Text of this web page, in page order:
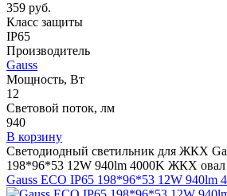
359 руб.
Класс защиты
IP65
Производитель
Gauss
Мощность, Вт
12
Световой поток, лм
940
В корзину
Светодиодный светильник для ЖКХ
198*96*53 12W 940lm 4000K ЖКХ овал
Gauss ECO IP65 198*96*53 12W